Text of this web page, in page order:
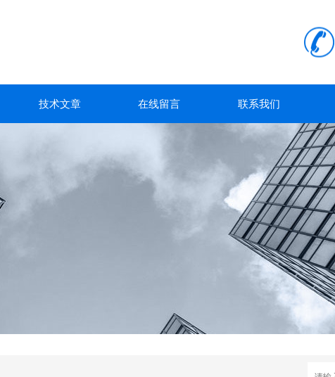
技术文章 在线留言 联系我们